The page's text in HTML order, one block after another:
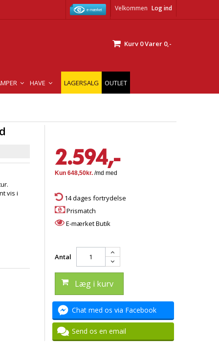
Velkommen Log ind
Kurv 0Varer 0,-
HAVE LAGERSALG OUTLET
vis i
2.594,-
14 dages fortrydelse
Prismatch
E-mærket Butik
Antal
Læg i kurv
Chat med os via Facebook
Send os en email